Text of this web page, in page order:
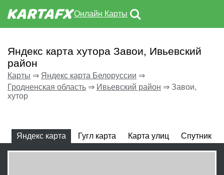
Онлайн Карты
Яндекс карта хутора Завои, Ивьевский
район
Карты ⇒ Яндекс карта Белоруссии ⇒
Гродненская область ⇒ Ивьевский район ⇒ Завои,
хутор
Яндекс карта Гугл карта Карта улиц Спутник